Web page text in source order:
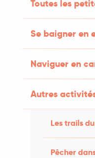
Toutes les
Se baigner en
Naviguer en
Autres
Les trails
Pêcher
je l'aime", comédie
suivi d'une
Révil
pour le
Autain
l’obliger à se